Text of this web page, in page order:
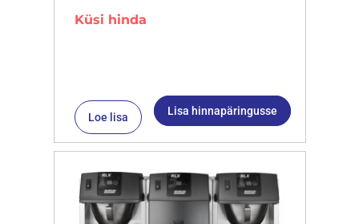
Küsi hinda
Loe lisa Lisa hinnapäringusse